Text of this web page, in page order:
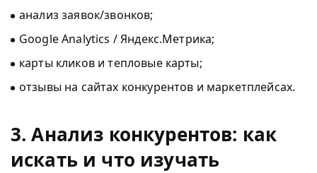
анализ заявок/звонков;
Google Analytics / Яндекс.Метрика;
карты кликов и тепловые карты;
отзывы на сайтах конкурентов и маркетплейсах.
3. Анализ конкурентов: как
искать и что изучать